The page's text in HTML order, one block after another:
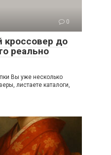
0
до
реально
Вы уже несколько
листаете каталоги,